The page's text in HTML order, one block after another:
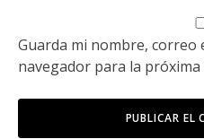
Guarda mi nombre, correo
navegador para la próxima